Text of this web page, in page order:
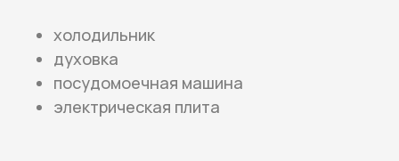
холодильник
духовка
посудомоечная машина
электрическая плита